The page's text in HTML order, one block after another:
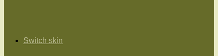
Switch skin